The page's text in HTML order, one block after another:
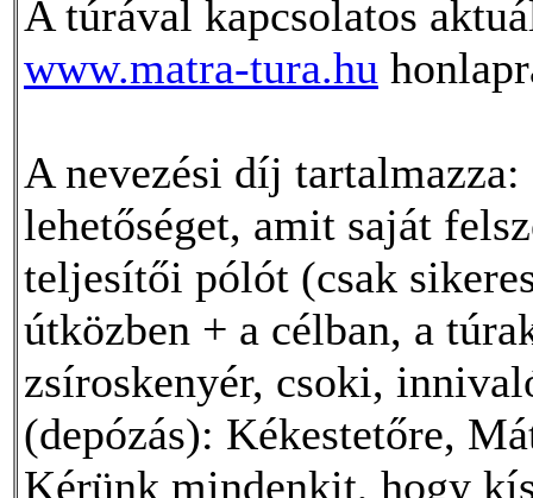
A túrával kapcsolatos
www.matra-tura.hu
A nevezési díj
lehetőséget, amit saját
teljesítői pólót (csak
útközben + a célban, a
zsíroskenyér, csoki,
(depózás): Kékestetőre,
Kérünk mindenkit, hogy